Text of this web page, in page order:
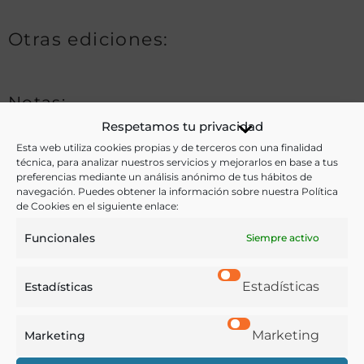
Respetamos tu privacidad
Esta web utiliza cookies propias y de terceros con una finalidad
técnica, para analizar nuestros servicios y mejorarlos en base a tus
preferencias mediante un análisis anónimo de tus hábitos de
navegación. Puedes obtener la información sobre nuestra Política
de Cookies en el siguiente enlace:
Funcionales Siempre activo
Estadísticas Estadísticas
Marketing Marketing
Otras ediciones:
Notas:
Ver más libros de estas materias:
Alimentos,Economía y Comercio